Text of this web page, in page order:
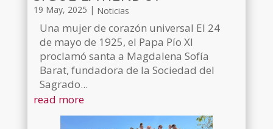
19 May, 2025 | Noticias
Una mujer de corazón universal El 24
de mayo de 1925, el Papa Pío XI
proclamó santa a Magdalena Sofía
Barat, fundadora de la Sociedad del
Sagrado...
read more